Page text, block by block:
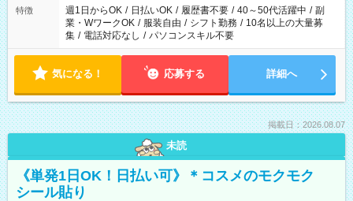
特徴 週1日からOK / 日払いOK / 履歴書不要 / 40～50代活躍中 / 副
業・WワークOK / 服装自由 / シフト勤務 / 10名以上の大量募
集 / 電話対応なし / パソコンスキル不要
気になる！ 応募する 詳細へ
掲載日：2026.08.07
未読
《単発1日OK！日払い可》＊コスメのモクモク
シール貼り